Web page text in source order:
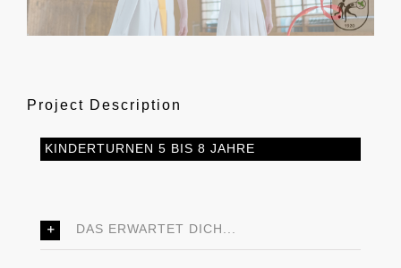
Project Description
KINDERTURNEN 5 BIS 8 JAHRE
DAS ERWARTET DICH...